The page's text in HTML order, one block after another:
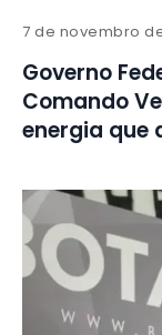
7 de novembro
Governo
Comando
energia que